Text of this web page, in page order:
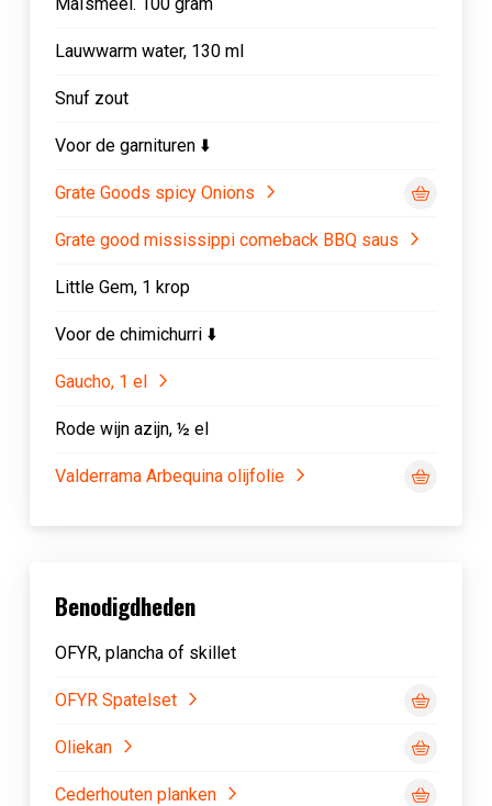
Lauwwarm water, 130 ml
Snuf zout
Voor de garnituren ⬇️
Grate Goods spicy Onions
Grate good mississippi comeback BBQ saus
Little Gem, 1 krop
Voor de chimichurri ⬇️
Gaucho, 1 el
Rode wijn azijn, ½ el
Valderrama Arbequina olijfolie
Benodigdheden
OFYR, plancha of skillet
OFYR Spatelset
Oliekan
Cederhouten planken